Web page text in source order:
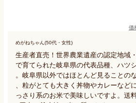
価
めがねちゃん(50代・女性)
生産者直売！世界農業遺産の認定地域
で育てられた岐阜県の代表品種、ハツ
。岐阜県以外ではほとんど見ることの
、粒がとても大きく丼物やカレーなど
っさり系のお米で美味しいですよ。送